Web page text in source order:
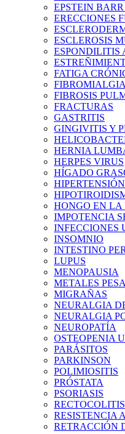
EPSTEIN
ERECCIONES
ESCLEROSIS
ESPONDILITIS
FATIGA
FIBROMIALGIA
FIBROSIS
FRACTURAS
GASTRITIS
GINGIVITIS Y
HERNIA
HERPES VIRUS
HÍGADO
HIPERTENSIÓN
HONGO EN LA
IMPOTENCIA
INFECCIONES
INSOMNIO
INTESTINO
LUPUS
MENOPAUSIA
METALES
MIGRAÑAS
NEURALGIA
NEURALGIA
NEUROPATÍA
OSTEOPENIA
PARÁSITOS
PARKINSON
POLIMIOSITIS
PRÓSTATA
PSORIASIS
RESISTENCIA
RETRACCIÓN